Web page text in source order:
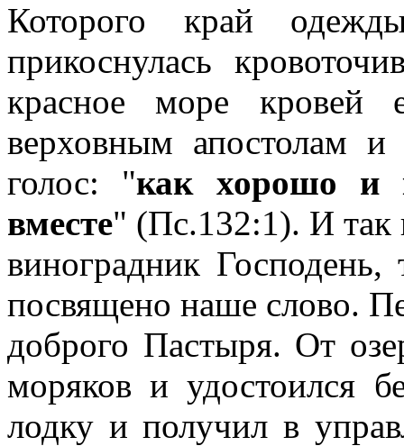
Которого край
прикоснулась
красное море кровей
верховным апостолам
голос: "как хорошо и
вместе" (Пс.132:1). И так
виноградник
посвящено наше слово.
доброго Пастыря. От
моряков и удостоился
лодку и получил в